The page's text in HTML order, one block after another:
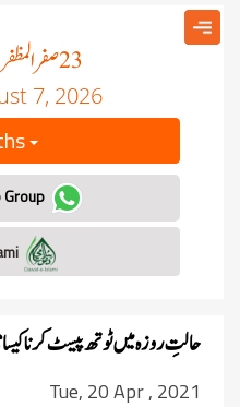
23صفر المظفر
7, 2026
Join Whatsapp Group
حالتِ روزہ میں ٹوتھ پیسٹ کرنا
Tue, 20 Apr , 2021